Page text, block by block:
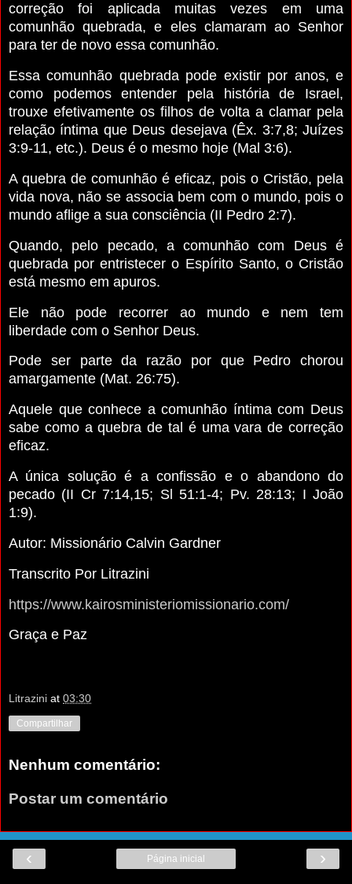
correção foi aplicada muitas vezes em uma
comunhão quebrada, e eles clamaram ao Senhor
para ter de novo essa comunhão.
Essa comunhão quebrada pode existir por anos, e
como podemos entender pela história de Israel,
trouxe efetivamente os filhos de volta a clamar pela
relação íntima que Deus desejava (Êx. 3:7,8; Juízes
3:9-11, etc.). Deus é o mesmo hoje (Mal 3:6).
A quebra de comunhão é eficaz, pois o Cristão, pela
vida nova, não se associa bem com o mundo, pois o
mundo aflige a sua consciência (II Pedro 2:7).
Quando, pelo pecado, a comunhão com Deus é
quebrada por entristecer o Espírito Santo, o Cristão
está mesmo em apuros.
Ele não pode recorrer ao mundo e nem tem
liberdade com o Senhor Deus.
Pode ser parte da razão por que Pedro chorou
amargamente (Mat. 26:75).
Aquele que conhece a comunhão íntima com Deus
sabe como a quebra de tal é uma vara de correção
eficaz.
A única solução é a confissão e o abandono do
pecado (II Cr 7:14,15; Sl 51:1-4; Pv. 28:13; I João
1:9).
Autor: Missionário Calvin Gardner
Transcrito Por Litrazini
https://www.kairosministeriomissionario.com/
Graça e Paz
Litrazini at 03:30
Compartilhar
Nenhum comentário:
Postar um comentário
‹ ›
Página inicial